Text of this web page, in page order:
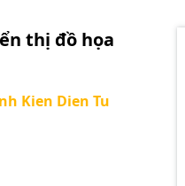
thị đồ họa
Kien Dien Tu